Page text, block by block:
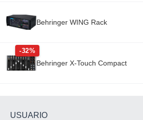
Behringer WING Rack
-32%
Behringer X-Touch Compact
USUARIO